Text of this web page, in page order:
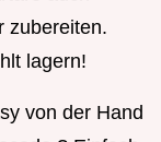
zubereiten.
lagern!
von der Hand